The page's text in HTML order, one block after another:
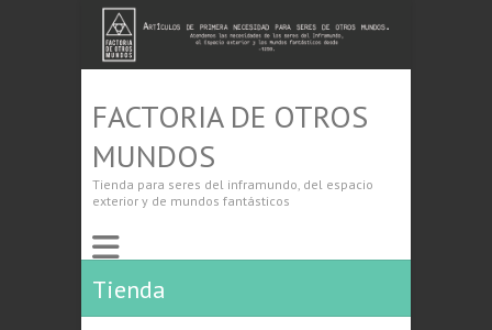
FACTORIA DE OTROS
MUNDOS
Tienda para seres del inframundo, del espacio
exterior y de mundos fantásticos
Tienda